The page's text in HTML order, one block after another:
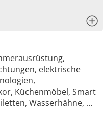
elektrische
Küchenmöbel, Smart
Wasserhähne, …